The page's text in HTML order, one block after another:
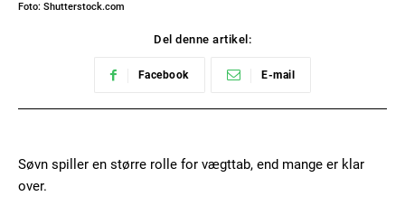
Foto: Shutterstock.com
Del denne artikel:
Facebook E-mail
Søvn spiller en større rolle for vægttab, end mange er klar
over.